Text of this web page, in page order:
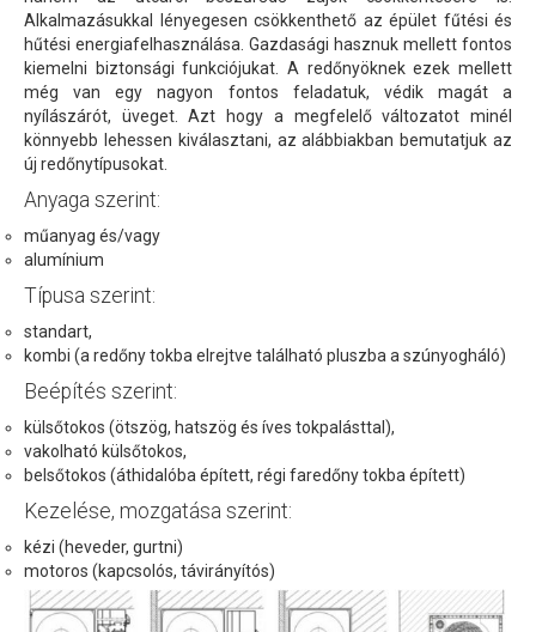
Alkalmazásukkal lényegesen csökkenthető az épület fűtési és
hűtési energiafelhasználása. Gazdasági hasznuk mellett fontos
kiemelni biztonsági funkciójukat. A redőnyöknek ezek mellett
még van egy nagyon fontos feladatuk, védik magát a
nyílászárót, üveget. Azt hogy a megfelelő változatot minél
könnyebb lehessen kiválasztani, az alábbiakban bemutatjuk az
új redőnytípusokat.
Anyaga szerint:
műanyag és/vagy
alumínium
Típusa szerint:
standart,
kombi (a redőny tokba elrejtve található pluszba a szúnyogháló)
Beépítés szerint:
külsőtokos (ötszög, hatszög és íves tokpalásttal),
vakolható külsőtokos,
belsőtokos (áthidalóba épített, régi faredőny tokba épített)
Kezelése, mozgatása szerint:
kézi (heveder, gurtni)
motoros (kapcsolós, távirányítós)